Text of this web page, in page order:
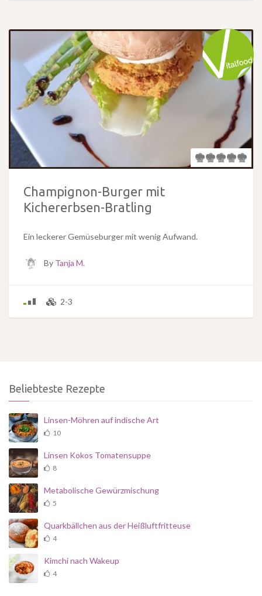
Champignon-Burger mit
Kichererbsen-Bratling
Ein leckerer Gemüseburger mit wenig Aufwand.
By Tanja M.
2-3
Beliebteste Rezepte
Linsen-Möhren auf indische Art
10
Linsen Kokos Tomatensuppe
8
Metabolische Gewürzmischung
5
Quarkbällchen aus der Heißluftfritteuse
4
Kimchi nach Wakeup
4